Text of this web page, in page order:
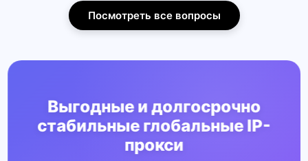
Посмотреть все вопросы
Выгодные и долгосрочно
стабильные глобальные IP-
прокси